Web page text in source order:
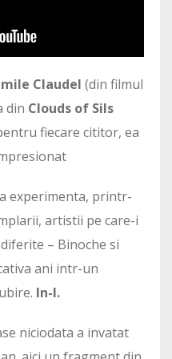
Claudel (din filmul
din Clouds of Sils
fiecare cititor, ea
experimenta, printr-
artistii pe care-i
– Binoche si
ani intr-un
In-I.
niciodata a invatat